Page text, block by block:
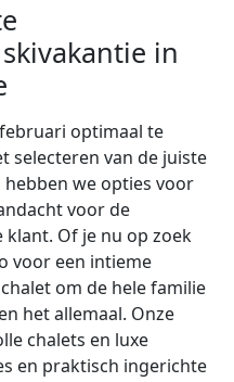
in
optimaal te
selecteren van de juiste
hebben we opties voor
voor de
klant. Of je nu op zoek
voor een intieme
om de hele familie
het allemaal. Onze
chalets en luxe
en praktisch ingerichte